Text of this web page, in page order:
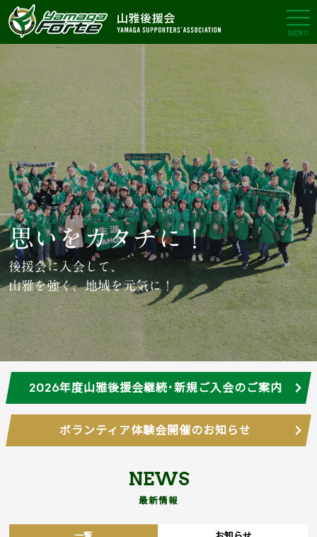
MENU
思いをカタチに！
後援会に入会して、
山雅を強く、地域を元気に！
2026年度山雅後援会継続･新規ご入会のご案内
ボランティア体験会開催のお知らせ
NEWS
最新情報